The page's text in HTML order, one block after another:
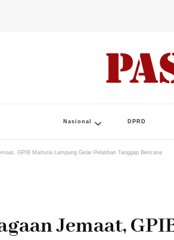
Nasional DPRD
GPIB Marturia Lampung Gelar Pelatihan Tanggap Bencana
Jemaat,